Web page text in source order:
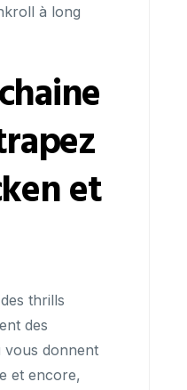
à long
et
thrills
des
vous donnent
et encore,